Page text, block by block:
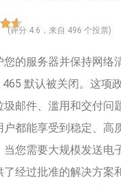
(评分 4.6，来自 496 个投票)
您的服务器并保持网络
465 默认被关闭。这项
圾邮件、滥用和交付问
户都能享受到稳定、高
当您需要大规模发送电
了经过批准的解决方案